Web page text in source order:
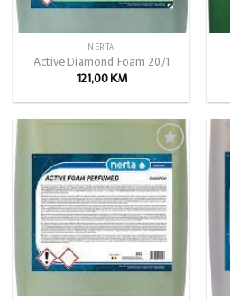
NERTA
Active Diamond Foam 20/1
121,00KM
Add to
wishlist